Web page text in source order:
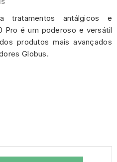
tratamentos antálgicos e
Pro é um poderoso e versátil
produtos mais avançados
Globus.